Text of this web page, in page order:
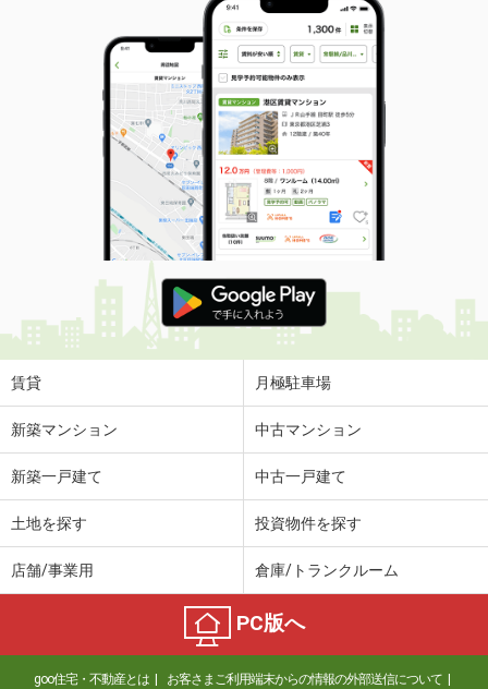
賃貸 月極駐車場
新築マンション 中古マンション
新築一戸建て 中古一戸建て
土地を探す 投資物件を探す
店舗/事業用 倉庫/トランクルーム
PC版へ
goo住宅・不動産とは お客さまご利用端末からの情報の外部送信について